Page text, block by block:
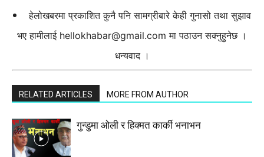
हेलोखबरमा प्रकाशित कुनै पनि सामग्रीबारे केही गुनासो तथा सुझाव
भए हामीलाई hellokhabar@gmail.com मा पठाउन सक्नुहुनेछ ।
धन्यवाद ।
RELATED ARTICLES MORE FROM AUTHOR
गुन्डुमा ओली र हिक्मत कार्की भनाभन